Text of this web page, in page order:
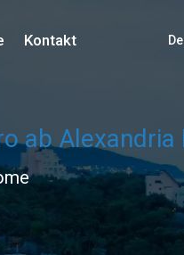
Kontakt
ab Alexandria